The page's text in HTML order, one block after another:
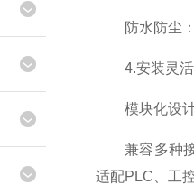
防水防尘：
4.安装灵活
模块化设计
兼容多种接
适配PLC、工